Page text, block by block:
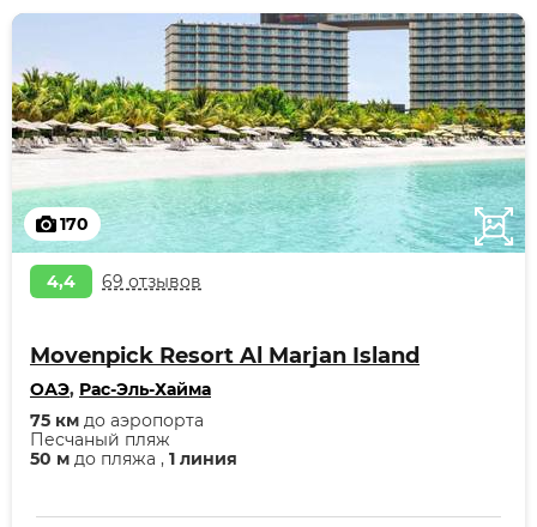
170
4,4 69 отзывов
Movenpick Resort Al Marjan Island
ОАЭ, Рас-Эль-Хайма
50 м до пляжа , 1 линия
Песчаный пляж
75 км до аэропорта